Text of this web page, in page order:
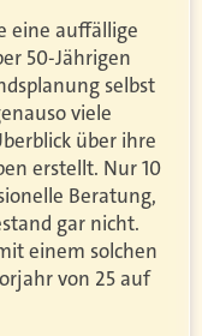
eine auffällige
50-Jährigen
selbst
viele
über ihre
erstellt. Nur 10
Beratung,
gar nicht.
einem solchen
von 25 auf